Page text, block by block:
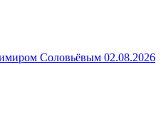
Соловьёвым 02.08.2026